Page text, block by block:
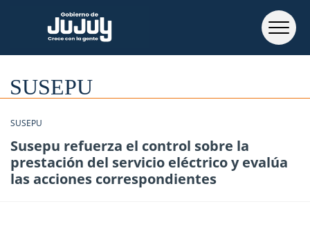
SUSEPU
SUSEPU
Susepu refuerza el control sobre la
prestación del servicio eléctrico y evalúa
las acciones correspondientes